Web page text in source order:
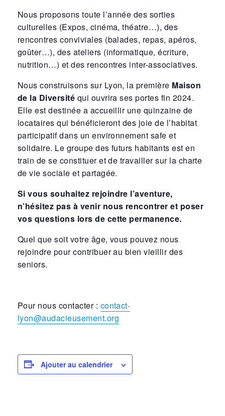
Nous proposons toute l’année des sorties
culturelles (Expos, cinéma, théatre…), des
rencontres conviviales (balades, repas, apéros,
goûter…), des ateliers (informatique, écriture,
nutrition…) et des rencontres inter-associatives.
Nous construisons sur Lyon, la première Maison
de la Diversité qui ouvrira ses portes fin 2024.
Elle est destinée a accueillir une quinzaine de
locataires qui bénéficieront des joie de l’habitat
participatif dans un environnement safe et
solidaire. Le groupe des futurs habitants est en
train de se constituer et de travailler sur la charte
de vie sociale et partagée.
Si vous souhaitez rejoindre l’aventure,
n’hésitez pas à venir nous rencontrer et poser
vos questions lors de cette permanence.
Quel que soit votre âge, vous pouvez nous
rejoindre pour contribuer au bien vieillir des
seniors.
Pour nous contacter : contact-
lyon@audacieusement.org
Ajouter au calendrier